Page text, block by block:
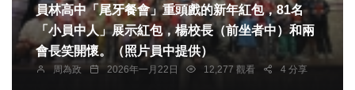
員林高中「尾牙餐會」重頭戲的新年紅包，81名
「小員中人」展示紅包，楊校長（前坐者中）和兩
會長笑開懷。（照片員中提供）
周為政 2026年一月22日 12,277 觀看 4 分享